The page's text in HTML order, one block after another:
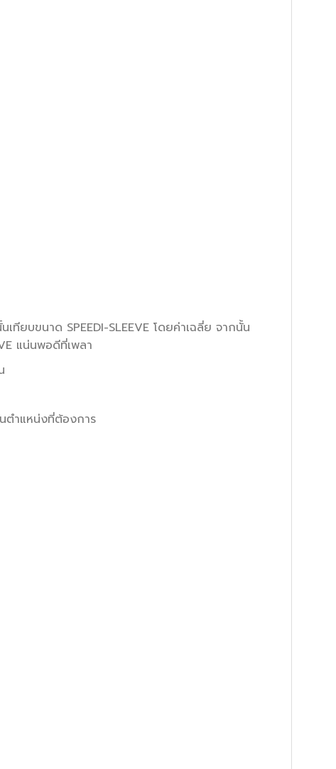
ยบขนาด SPEEDI-SLEEVE โดยค่าเฉลี่ย จากนั้น
แน่นพอดีที่เพลา
ตำแหน่งที่ต้องการ